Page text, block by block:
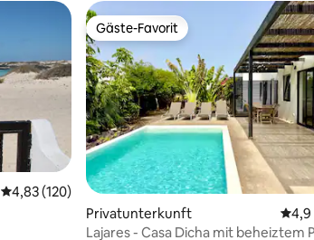
Bewertungen
Durchschnittliche Bewertung: 4,83 von 5, 120
4,83 (120)
Gäste-Favorit
Gäste-Favorit
Privatunterkunft
4,9
Lajares - Casa Dicha mit beheiztem